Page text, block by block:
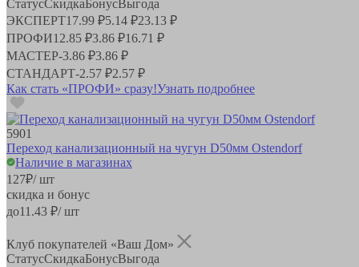
СтатусСкидкаБонусВыгода
ЭКСПЕРТ17.99 ₽5.14 ₽23.13 ₽
ПРОФИ12.85 ₽3.86 ₽16.71 ₽
МАСТЕР-3.86 ₽3.86 ₽
СТАНДАРТ-2.57 ₽2.57 ₽
Как стать «ПРОФИ» сразу!Узнать подробнее
5901
Переход канализационный на чугун D50мм Ostendorf
Наличие в магазинах
127₽/ шт
скидка и бонус
до11.43 ₽/ шт
Клуб покупателей «Ваш Дом»
СтатусСкидкаБонусВыгода